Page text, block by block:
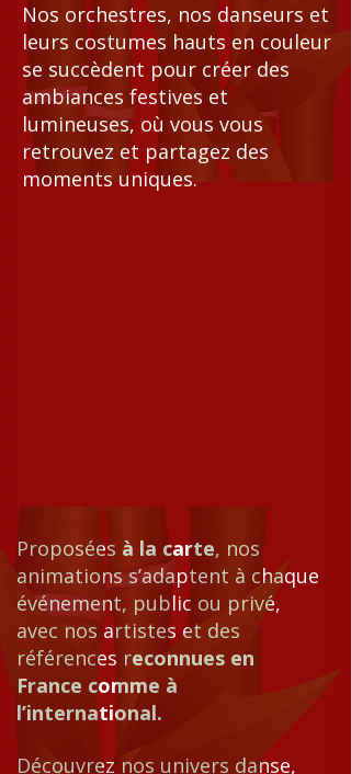
Proposées à la carte, nos
animations s’adaptent à chaque
événement, public ou privé,
avec nos artistes et des
références reconnues en
France comme à
l’international.
Découvrez nos univers danse,
Nos orchestres, nos danseurs et
leurs costumes hauts en couleur
se succèdent pour créer des
ambiances festives et
lumineuses, où vous vous
retrouvez et partagez des
moments uniques.